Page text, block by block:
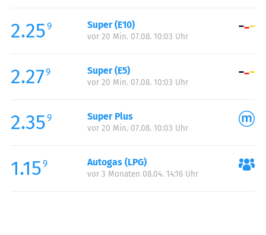
Samstag:
00:00-24:00
Sonntag:
2.259 Super (E10)
vor 20 Min. 07.08. 10:03 Uhr
2.279 Super (E5)
vor 20 Min. 07.08. 10:03 Uhr
2.359 Super Plus
vor 20 Min. 07.08. 10:03 Uhr
1.159 Autogas (LPG)
vor 3 Monaten 08.04. 14:16 Uhr